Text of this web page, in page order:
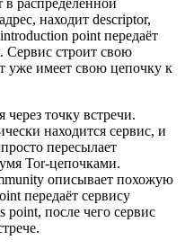
находит descriptor,
point передаёт
Сервис строит свою
уже имеет свою цепочку к
точку встречи.
находится сервис, и
пересылает
Tor-цепочками.
описывает похожую
передаёт сервису
point, после чего сервис